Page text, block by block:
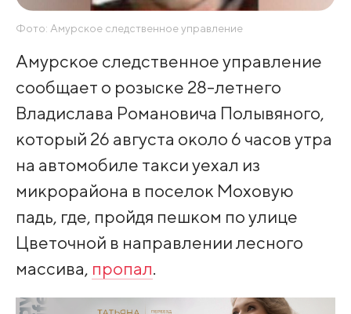
Фото: Амурское следственное управление
Амурское следственное управление
сообщает о розыске 28-летнего
Владислава Романовича Полывяного,
который 26 августа около 6 часов утра
на автомобиле такси уехал из
микрорайона в поселок Моховую
падь, где, пройдя пешком по улице
Цветочной в направлении лесного
массива, пропал.